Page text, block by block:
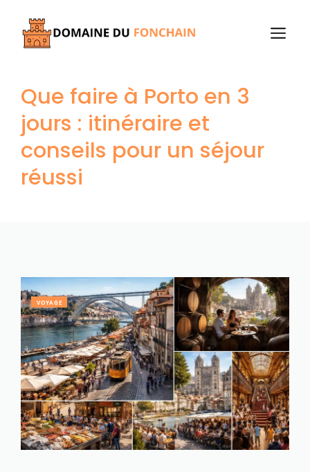
contenu
Que faire à Porto en 3
jours : itinéraire et
conseils pour un séjour
réussi
VOYAGE